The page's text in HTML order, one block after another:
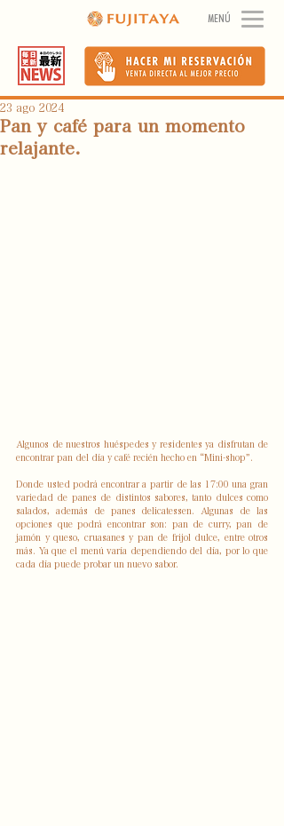
MENÚ
Pan y café para un momento
relajante.
23 ago 2024
Algunos de nuestros huéspedes y residentes ya disfrutan de
encontrar pan del día y café recién hecho en “Mini-shop”.
Donde usted podrá encontrar a partir de las 17:00 una gran
variedad de panes de distintos sabores, tanto dulces como
salados, además de panes delicatessen. Algunas de las
opciones que podrá encontrar son: pan de curry, pan de
jamón y queso, cruasanes y pan de frijol dulce, entre otros
más. Ya que el menú varía dependiendo del día, por lo que
cada día puede probar un nuevo sabor.